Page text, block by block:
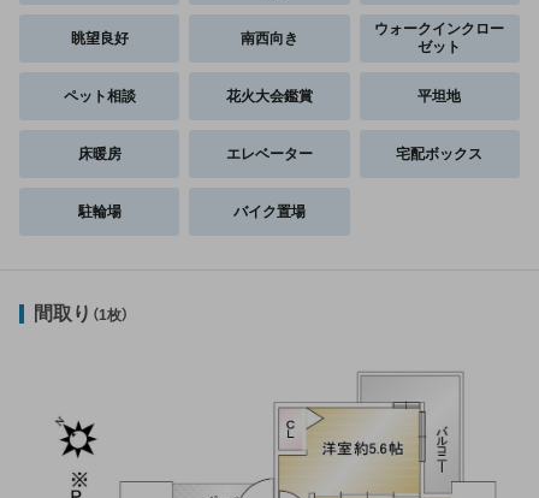
眺望良好 南西向き
ウォークインクロー
ゼット
ペット相談 花火大会鑑賞 平坦地
床暖房 エレベーター 宅配ボックス
駐輪場 バイク置場
間取り （1枚）